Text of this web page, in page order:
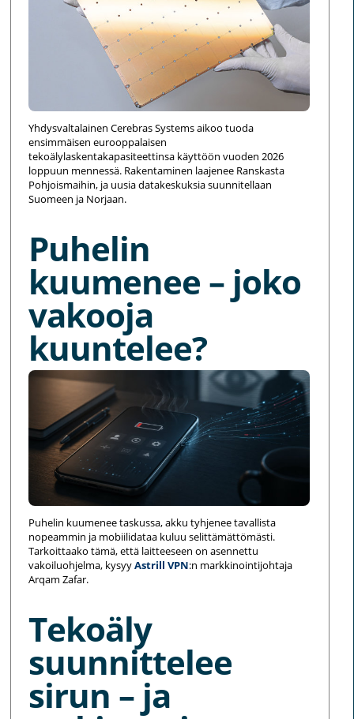
Yhdysvaltalainen Cerebras Systems aikoo tuoda
ensimmäisen eurooppalaisen
tekoälylaskentakapasiteettinsa käyttöön vuoden 2026
loppuun mennessä. Rakentaminen laajenee Ranskasta
Pohjoismaihin, ja uusia datakeskuksia suunnitellaan
Suomeen ja Norjaan.
Puhelin
kuumenee – joko
vakooja
kuuntelee?
Puhelin kuumenee taskussa, akku tyhjenee tavallista
nopeammin ja mobiilidataa kuluu selittämättömästi.
Tarkoittaako tämä, että laitteeseen on asennettu
vakoiluohjelma, kysyyAstrill VPN:n markkinointijohtaja
Arqam Zafar.
Tekoäly
suunnittelee
sirun – ja